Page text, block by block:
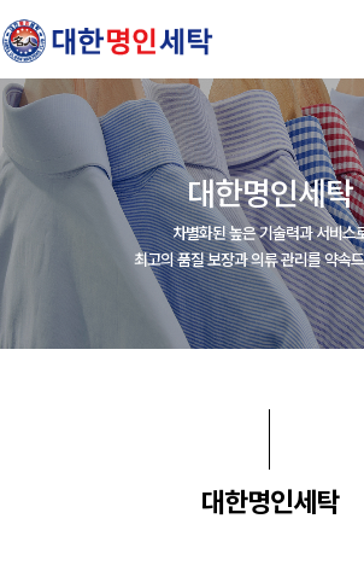
대한명인세탁
차별화된 높은 기술력과 서비스
최고의 품질 보장과 의류 관리를 약속
대한명인세탁